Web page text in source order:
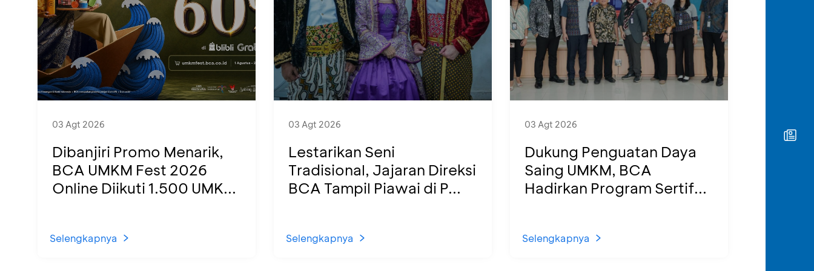
03 Agt 2026
Dibanjiri Promo Menarik,
BCA UMKM Fest 2026
Online Diikuti 1.500 UMK...
Selengkapnya
03 Agt 2026
Lestarikan Seni
Tradisional, Jajaran Direksi
BCA Tampil Piawai di P...
Selengkapnya
03 Agt 2026
Dukung Penguatan Daya
Saing UMKM, BCA
Hadirkan Program Sertif...
Selengkapnya